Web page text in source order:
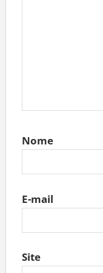
Nome
E-mail
Site